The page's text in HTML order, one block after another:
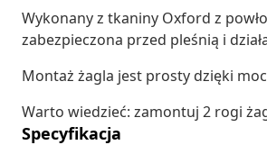
Wykonany z tkaniny Oxford z
zabezpieczona przed pleśnią i
Montaż żagla jest prosty dzięki
Warto wiedzieć: zamontuj 2 rogi
Specyfikacja